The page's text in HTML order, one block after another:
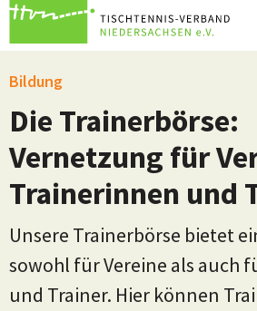
Zum Hauptinhalt springen
Bildung
Die Trainerbörse:
Vernetzung für
Trainerinnen und
Unsere Trainerbörse bietet
sowohl für Vereine als auch
und Trainer. Hier können